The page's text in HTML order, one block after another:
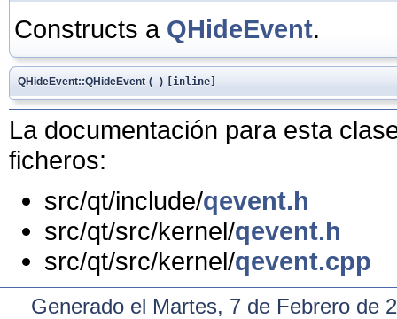
Constructs a QHideEvent.
QHideEvent::QHideEvent ( ) [inline]
La documentación para esta
ficheros:
src/qt/include/qevent.h
src/qt/src/kernel/qevent.h
src/qt/src/kernel/qevent.cpp
Generado el Martes, 7 de Febrero de